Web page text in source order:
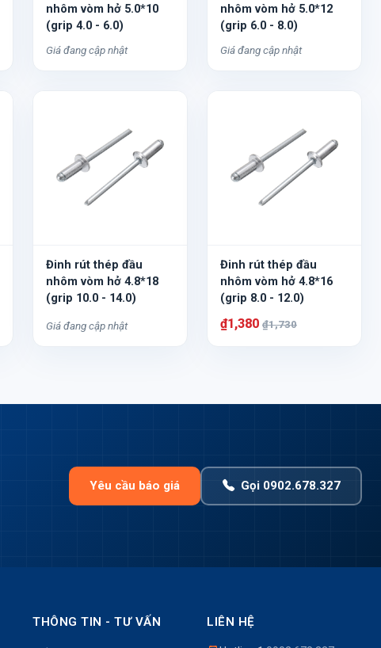
nhôm vòm hở 5.0*10
(grip 4.0 - 6.0)
Giá đang cập nhật
nhôm vòm hở 5.0*12
(grip 6.0 - 8.0)
Giá đang cập nhật
Đinh rút thép đầu
nhôm vòm hở 4.8*18
(grip 10.0 - 14.0)
Giá đang cập nhật
Đinh rút thép đầu
nhôm vòm hở 4.8*16
(grip 8.0 - 12.0)
₫1,380 ₫1,730
Yêu cầu báo giá Gọi 0902.678.327
THÔNG TIN - TƯ VẤN LIÊN HỆ